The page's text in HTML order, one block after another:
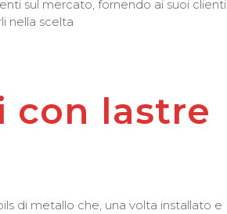
sul mercato, fornendo ai suoi clienti
nella scelta
con lastre
di metallo che, una volta installato e